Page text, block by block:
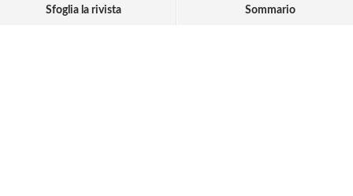
Sfoglia la rivista Sommario